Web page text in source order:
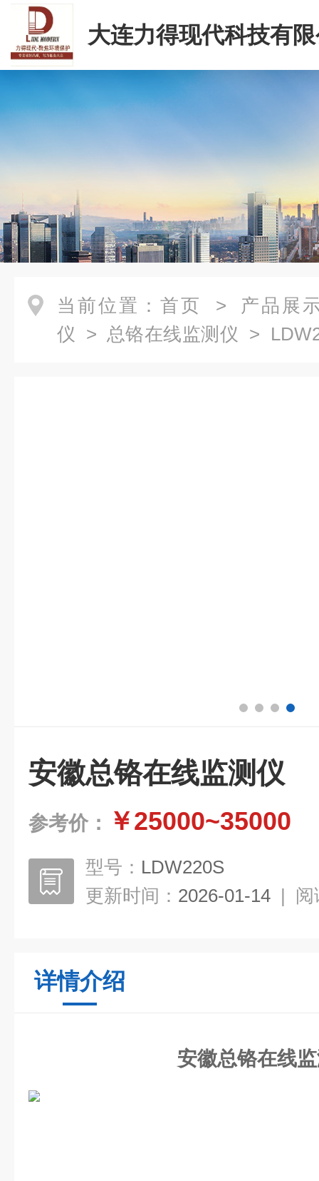
大连力得现代科技有
当前位置： 首页 > 产品展
仪 > 总铬在线监测仪 >
安徽总铬在线监测仪
参考价： ￥25000~35000
型号： LDW220S
更新时间： 2026-01-14 | 阅
详情介绍
安徽总铬在线